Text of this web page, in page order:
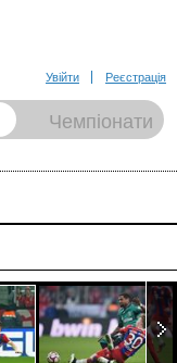
Увійти Реєстрація